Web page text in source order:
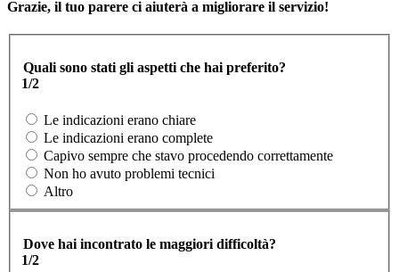
Grazie, il tuo parere ci aiuterà a migliorare il servizio!
Quali sono stati gli aspetti che hai preferito?
1/2
Le indicazioni erano chiare
Le indicazioni erano complete
Capivo sempre che stavo procedendo correttamente
Non ho avuto problemi tecnici
Altro
Dove hai incontrato le maggiori difficoltà?
1/2